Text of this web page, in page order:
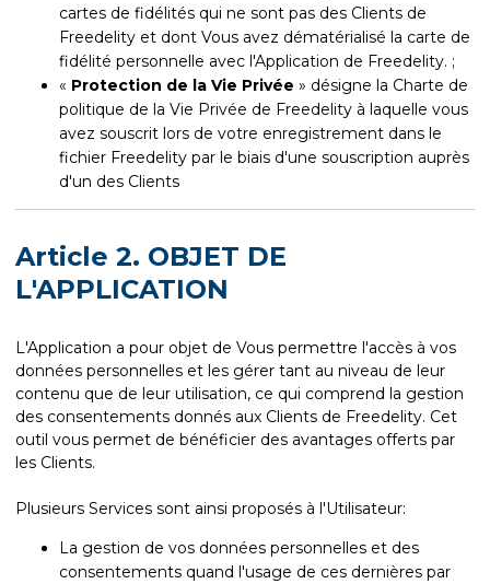
cartes de fidélités qui ne sont pas des Clients de
Freedelity et dont Vous avez dématérialisé la carte de
fidélité personnelle avec l'Application de Freedelity. ;
« Protection de la Vie Privée » désigne la Charte de
politique de la Vie Privée de Freedelity à laquelle vous
avez souscrit lors de votre enregistrement dans le
fichier Freedelity par le biais d'une souscription auprès
d'un des Clients
Article 2. OBJET DE
L'APPLICATION
L'Application a pour objet de Vous permettre l'accès à vos
données personnelles et les gérer tant au niveau de leur
contenu que de leur utilisation, ce qui comprend la gestion
des consentements donnés aux Clients de Freedelity. Cet
outil vous permet de bénéficier des avantages offerts par
les Clients.
Plusieurs Services sont ainsi proposés à l'Utilisateur:
La gestion de vos données personnelles et des
consentements quand l'usage de ces dernières par